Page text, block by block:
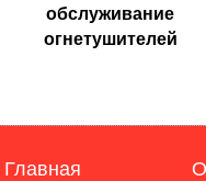
обслуживание
огнетушителей
Главная